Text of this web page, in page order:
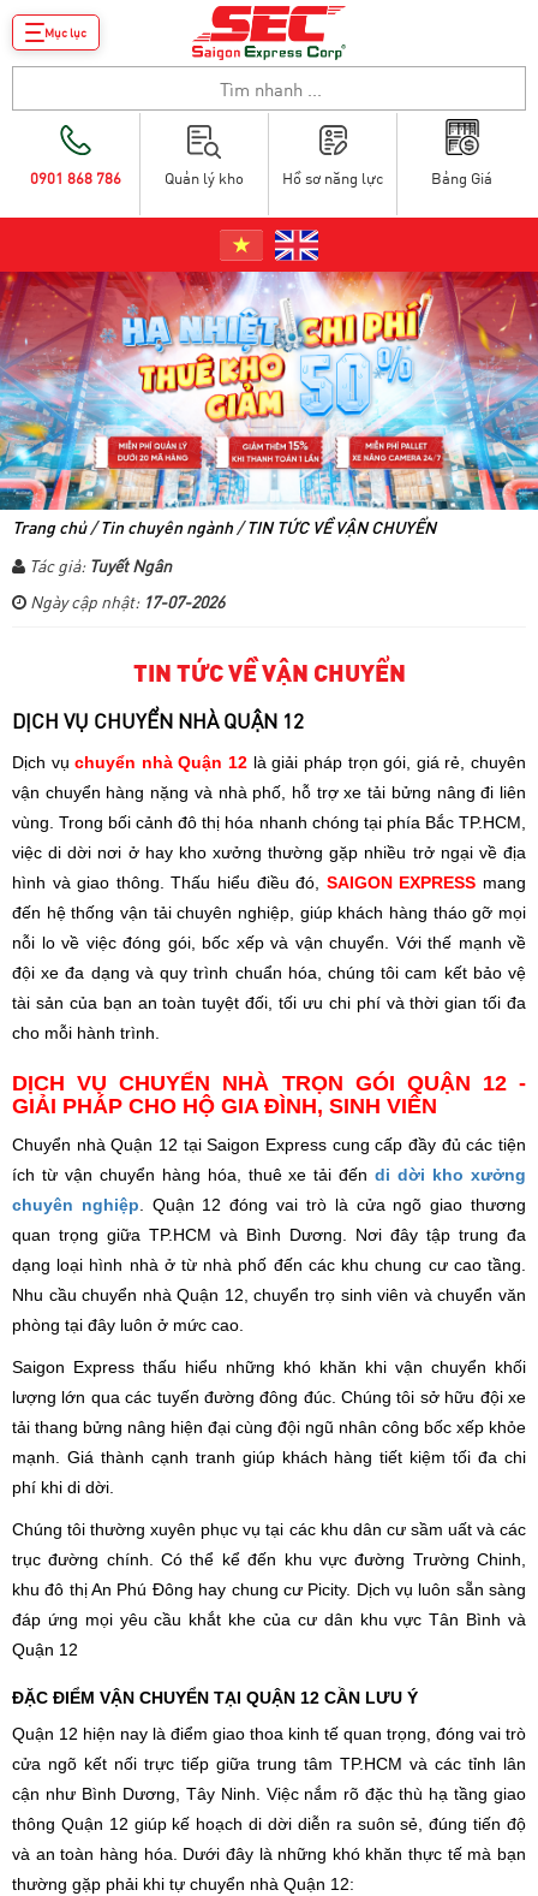
Bảng Giá
Hồ sơ năng lực
Quản lý kho
0901 868 786
Trang chủ/Tin chuyên ngành/TIN TỨC VỀ VẬN CHUYỂN
Tác giả: Tuyết Ngân
Ngày cập nhật: 17-07-2026
TIN TỨC VỀ VẬN CHUYỂN
DỊCH VỤ CHUYỂN NHÀ QUẬN 12
Dịch vụchuyển nhà Quận 12 là giải pháp trọn gói, giá rẻ, chuyên
vận chuyển hàng nặng và nhà phố, hỗ trợ xe tải bửng nâng đi liên
vùng. Trong bối cảnh đô thị hóa nhanh chóng tại phía Bắc TP.HCM,
việc di dời nơi ở hay kho xưởng thường gặp nhiều trở ngại về địa
hình và giao thông. Thấu hiểu điều đó, SAIGON EXPRESS mang
đến hệ thống vận tải chuyên nghiệp, giúp khách hàng tháo gỡ mọi
nỗi lo về việc đóng gói, bốc xếp và vận chuyển. Với thế mạnh về
đội xe đa dạng và quy trình chuẩn hóa, chúng tôi cam kết bảo vệ
tài sản của bạn an toàn tuyệt đối, tối ưu chi phí và thời gian tối đa
cho mỗi hành trình.
DỊCH VỤ CHUYỂN NHÀ TRỌN GÓI QUẬN 12 -
GIẢI PHÁP CHO HỘ GIA ĐÌNH, SINH VIÊN
Chuyển nhà Quận 12 tại Saigon Express cung cấp đầy đủ các tiện
ích từ vận chuyển hàng hóa, thuê xe tải đếndi dời kho xưởng
chuyên nghiệp. Quận 12 đóng vai trò là cửa ngõ giao thương
quan trọng giữa TP.HCM và Bình Dương. Nơi đây tập trung đa
dạng loại hình nhà ở từ nhà phố đến các khu chung cư cao tầng.
Nhu cầu chuyển nhà Quận 12, chuyển trọ sinh viên và chuyển văn
phòng tại đây luôn ở mức cao.
Saigon Express thấu hiểu những khó khăn khi vận chuyển khối
lượng lớn qua các tuyến đường đông đúc. Chúng tôi sở hữu đội xe
tải thang bửng nâng hiện đại cùng đội ngũ nhân công bốc xếp khỏe
mạnh. Giá thành cạnh tranh giúp khách hàng tiết kiệm tối đa chi
phí khi di dời.
Chúng tôi thường xuyên phục vụ tại các khu dân cư sầm uất và các
trục đường chính. Có thể kể đến khu vực đường Trường Chinh,
khu đô thị An Phú Đông hay chung cư Picity. Dịch vụ luôn sẵn sàng
đáp ứng mọi yêu cầu khắt khe của cư dân khu vực Tân Bình và
Quận 12
ĐẶC ĐIỂM VẬN CHUYỂN TẠI QUẬN 12 CẦN LƯU Ý
Quận 12 hiện nay là điểm giao thoa kinh tế quan trọng, đóng vai trò
cửa ngõ kết nối trực tiếp giữa trung tâm TP.HCM và các tỉnh lân
cận như Bình Dương, Tây Ninh. Việc nắm rõ đặc thù hạ tầng giao
thông Quận 12 giúp kế hoạch di dời diễn ra suôn sẻ, đúng tiến độ
và an toàn hàng hóa. Dưới đây là những khó khăn thực tế mà bạn
thường gặp phải khi tự chuyển nhà Quận 12:
Mục lục